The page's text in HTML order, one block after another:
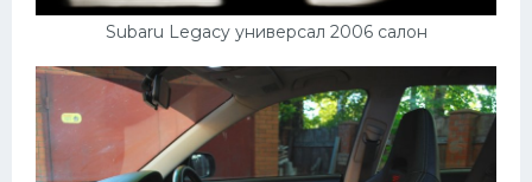
Subaru Legacy универсал 2006 салон